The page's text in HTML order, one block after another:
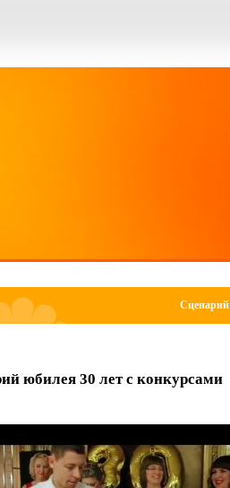
Сценарий
юбилея 30 лет с конкурсами